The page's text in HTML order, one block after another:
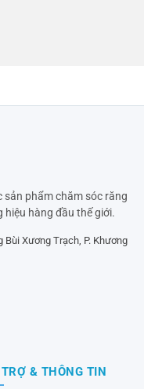
sản phẩm chăm sóc răng
hàng đầu thế giới.
Xương Trạch, P. Khương
TRỢ & THÔNG TIN